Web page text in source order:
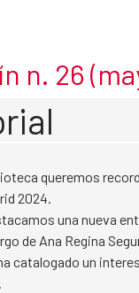
n. 26
queremos
2024.
una nueva
de Ana Regina
catalogado un